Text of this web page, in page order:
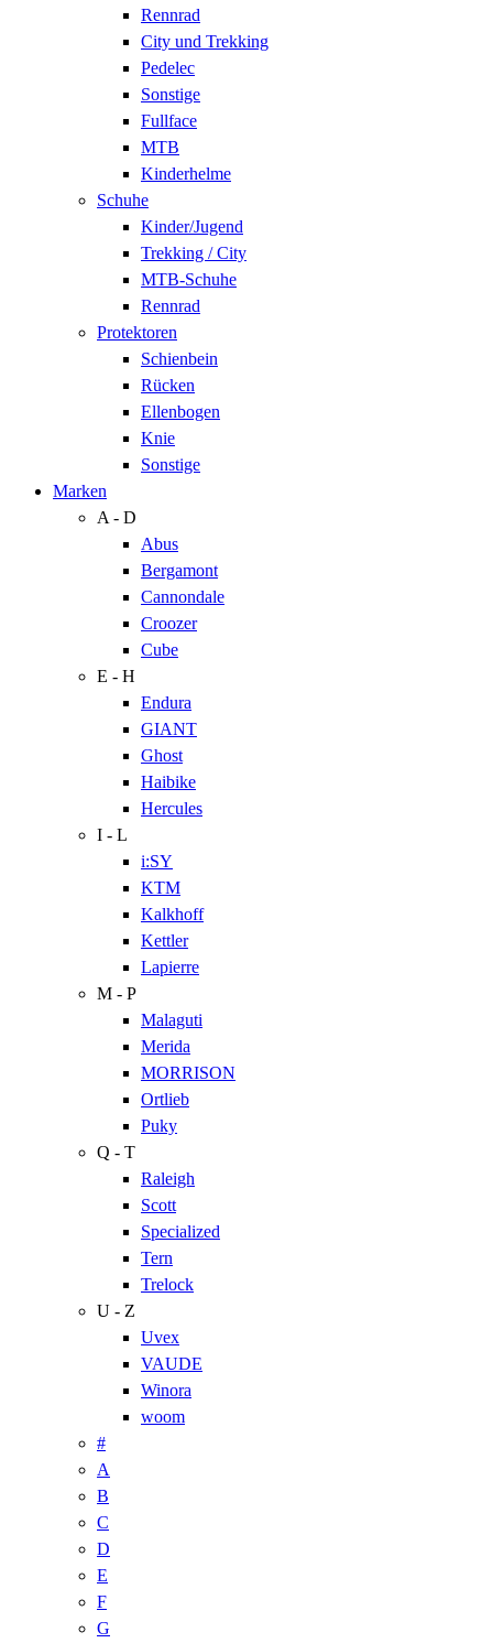
Rennrad
City und Trekking
Pedelec
Sonstige
Fullface
MTB
Kinderhelme
Schuhe
Kinder/Jugend
Trekking / City
MTB-Schuhe
Rennrad
Protektoren
Schienbein
Rücken
Ellenbogen
Knie
Sonstige
Marken
A - D
Abus
Bergamont
Cannondale
Croozer
Cube
E - H
Endura
GIANT
Ghost
Haibike
Hercules
I - L
i:SY
KTM
Kalkhoff
Kettler
Lapierre
M - P
Malaguti
Merida
MORRISON
Ortlieb
Puky
Q - T
Raleigh
Scott
Specialized
Tern
Trelock
U - Z
Uvex
VAUDE
Winora
woom
#
A
B
C
D
E
F
G